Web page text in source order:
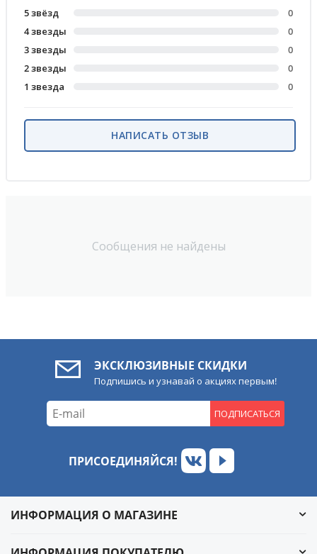
Сообщения не найдены
5 звёзд
0
4 звезды
0
3 звезды
0
2 звезды
0
1 звезда
0
НАПИСАТЬ ОТЗЫВ
ЭКСКЛЮЗИВНЫЕ СКИДКИ
Подпишись и узнавай о акциях первым!
ПОДПИСАТЬСЯ
ПРИСОЕДИНЯЙСЯ!
ИНФОРМАЦИЯ О МАГАЗИНЕ